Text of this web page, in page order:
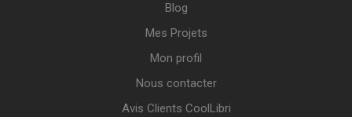
Blog
Mes Projets
Mon profil
Nous contacter
Avis Clients CoolLibri